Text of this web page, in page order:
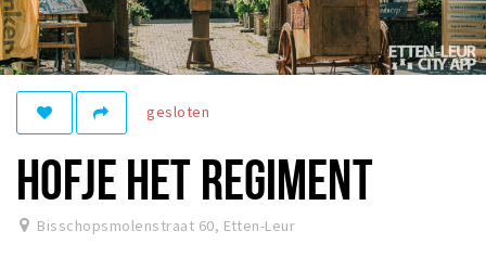
Recreatief
Winkels
Winkelgebieden
Bezienswaardigheden
Musea, theaters & podia
gesloten
HOFJE HET REGIMENT
Bisschopsmolenstraat 60, Etten-Leur